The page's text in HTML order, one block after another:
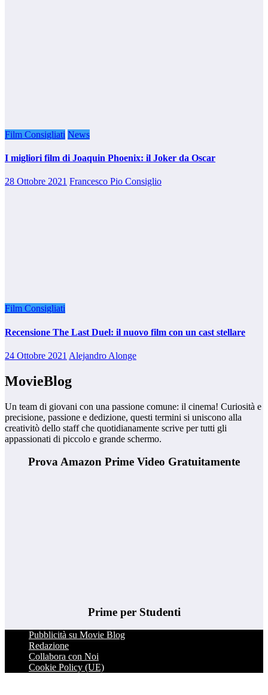
Film Consigliati News
I migliori film di Joaquin Phoenix: il Joker da Oscar
28 Ottobre 2021 Francesco Pio Consiglio
Film Consigliati
Recensione The Last Duel: il nuovo film con un cast stellare
24 Ottobre 2021 Alejandro Alonge
MovieBlog
Un team di giovani con una passione comune: il cinema! Curiosità e
precisione, passione e dedizione, questi termini si uniscono alla
creativitò dello staff che quotidianamente scrive per tutti gli
appassionati di piccolo e grande schermo.
Prova Amazon Prime Video Gratuitamente
Prime per Studenti
Pubblicità su Movie Blog
Redazione
Collabora con Noi
Cookie Policy (UE)